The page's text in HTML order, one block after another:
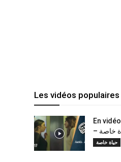
Les vidéos populaires
En
حياة خاصة